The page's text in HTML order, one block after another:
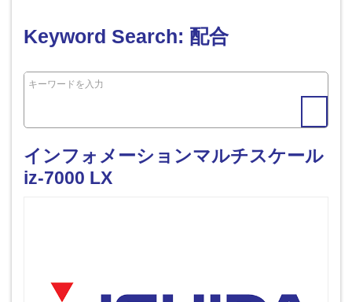
Keyword Search: 配合
インフォメーションマルチスケール
iz-7000 LX